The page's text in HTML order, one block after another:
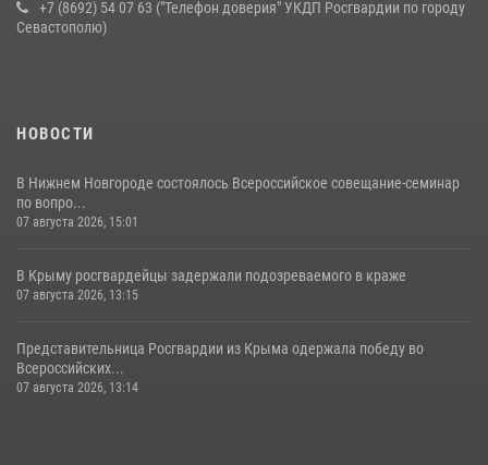
+7 (8692) 54 07 63 ("Телефон доверия" УКДП Росгвардии по городу
Севастополю)
НОВОСТИ
В Нижнем Новгороде состоялось Всероссийское совещание-семинар
по вопро...
07 августа 2026, 15:01
В Крыму росгвардейцы задержали подозреваемого в краже
07 августа 2026, 13:15
Представительница Росгвардии из Крыма одержала победу во
Всероссийских...
07 августа 2026, 13:14